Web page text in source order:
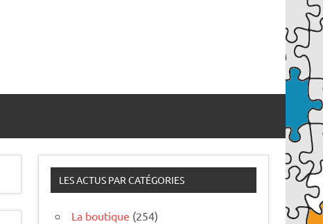
LES ACTUS PAR CATÉGORIES
La boutique (254)